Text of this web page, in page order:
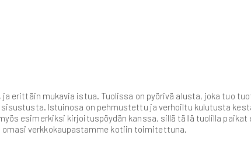
erittäin mukavia istua. Tuolissa on pyörivä alusta, joka tuo
Istuinosa on pehmustettu ja verhoiltu kulutusta
esimerkiksi kirjoituspöydän kanssa, sillä tällä tuolilla
verkkokaupastamme kotiin toimitettuna.